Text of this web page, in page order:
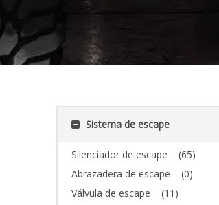
Sistema de escape
Silenciador de escape
(65)
Abrazadera de escape
(0)
Válvula de escape
(11)